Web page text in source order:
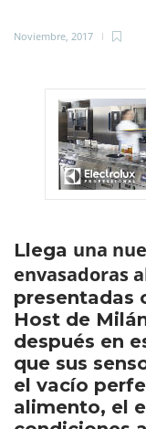
Noviembre, 2017
Llega una
envasadoras
presentadas
Host de
después en
que sus
el vacío
alimento, el